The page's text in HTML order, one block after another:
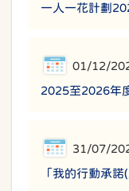
一人一花計劃
01/12/
2025至2026年
31/07/
「我的行動承